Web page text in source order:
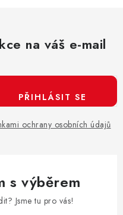
na váš e-mail
ochrany osobních údajů
PŘIHLÁSIT SE
s výběrem
Jsme tu pro vás!